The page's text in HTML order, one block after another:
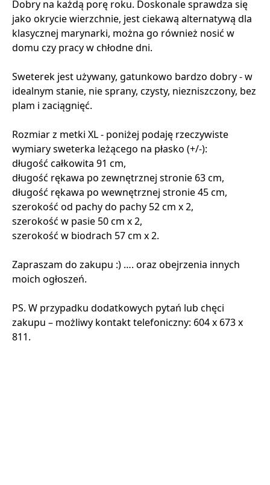
Dobry na każdą porę roku. Doskonale sprawdza się
jako okrycie wierzchnie, jest ciekawą alternatywą dla
klasycznej marynarki, można go również nosić w
domu czy pracy w chłodne dni.
Sweterek jest używany, gatunkowo bardzo dobry - w
idealnym stanie, nie sprany, czysty, niezniszczony, bez
plam i zaciągnięć.
Rozmiar z metki XL - poniżej podaję rzeczywiste
wymiary sweterka leżącego na płasko (+/-):
długość całkowita 91 cm,
długość rękawa po zewnętrznej stronie 63 cm,
długość rękawa po wewnętrznej stronie 45 cm,
szerokość od pachy do pachy 52 cm x 2,
szerokość w pasie 50 cm x 2,
szerokość w biodrach 57 cm x 2.
Zapraszam do zakupu :) …. oraz obejrzenia innych
moich ogłoszeń.
PS. W przypadku dodatkowych pytań lub chęci
zakupu – możliwy kontakt telefoniczny: 604 x 673 x